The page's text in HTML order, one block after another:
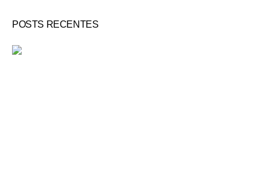
POSTS RECENTES